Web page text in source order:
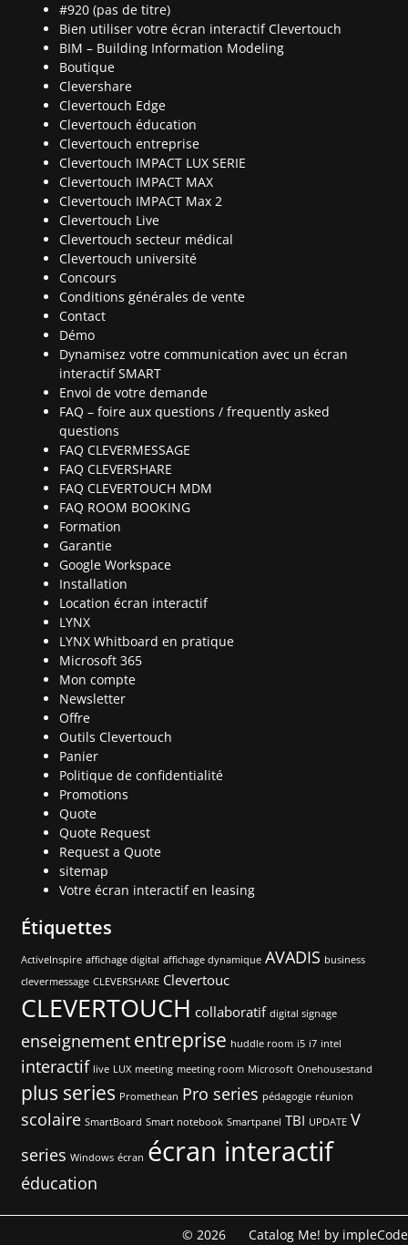
#920 (pas de titre)
Bien utiliser votre écran interactif Clevertouch
BIM – Building Information Modeling
Boutique
Clevershare
Clevertouch Edge
Clevertouch éducation
Clevertouch entreprise
Clevertouch IMPACT LUX SERIE
Clevertouch IMPACT MAX
Clevertouch IMPACT Max 2
Clevertouch Live
Clevertouch secteur médical
Clevertouch université
Concours
Conditions générales de vente
Contact
Démo
Dynamisez votre communication avec un écran
interactif SMART
Envoi de votre demande
FAQ – foire aux questions / frequently asked
questions
FAQ CLEVERMESSAGE
FAQ CLEVERSHARE
FAQ CLEVERTOUCH MDM
FAQ ROOM BOOKING
Formation
Garantie
Google Workspace
Installation
Location écran interactif
LYNX
LYNX Whitboard en pratique
Microsoft 365
Mon compte
Newsletter
Offre
Outils Clevertouch
Panier
Politique de confidentialité
Promotions
Quote
Quote Request
Request a Quote
sitemap
Votre écran interactif en leasing
Étiquettes
ActiveInspire affichage digital affichage dynamique AVADIS business
clevermessage CLEVERSHARE Clevertouc
CLEVERTOUCH collaboratif digital signage
enseignement entreprise huddle room i5 i7 intel
interactif live LUX meeting meeting room Microsoft Onehousestand
plus series Promethean Pro series pédagogie réunion
scolaire SmartBoard Smart notebook Smartpanel TBI UPDATE V
series Windows écran écran interactif
éducation
© 2026 Catalog Me! by impleCode